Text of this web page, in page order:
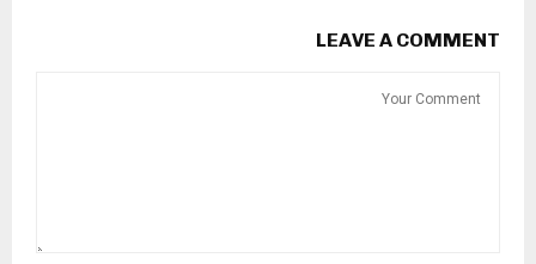
LEAVE A COMMENT